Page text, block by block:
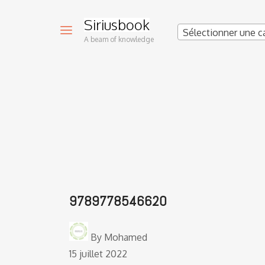
Siriusbook
A beam of knowledge
Sélectionner une
9789778546620
By Mohamed
15 juillet 2022